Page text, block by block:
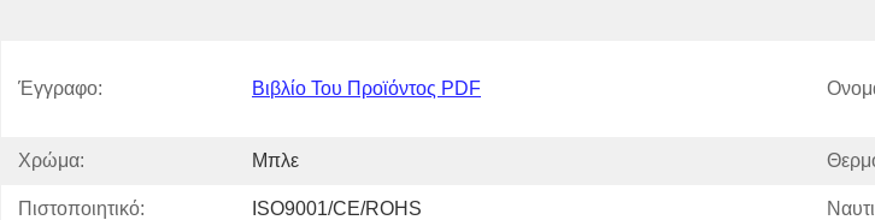
Έγγραφο: Βιβλίο Του Προϊόντος PDF
Χρώμα: Μπλε
Πιστοποιητικό: ISO9001/CE/ROHS